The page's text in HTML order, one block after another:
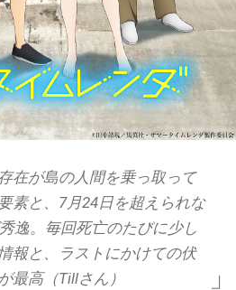
在が島の人間を乗っ取って
素と、7月24日を超えられな
逸。毎回死亡のたびに少し
報と、ラストにかけての伏
最高（Tillさん）